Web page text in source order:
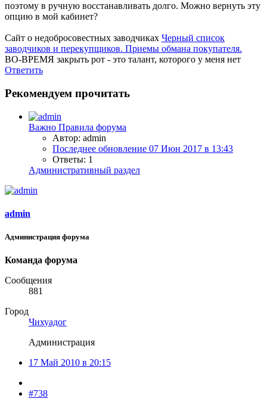
поэтому в ручную восстанавливать долго. Можно вернуть эту
опцию в мой кабинет?
Сайт о недобросовестных заводчиках Черный список
заводчиков и перекупщиков. Приемы обмана покупателя.
ВО-ВРЕМЯ закрыть рот - это талант, которого у меня нет
Ответить
Рекомендуем прочитать
Важно Правила форума
Автор: admin
Последнее обновление 07 Июн 2017 в 13:43
Ответы: 1
Административный раздел
admin
Администрация форума
Команда форума
Сообщения
881
Город
Чихуадог
Администрация
17 Май 2010 в 20:15
#738